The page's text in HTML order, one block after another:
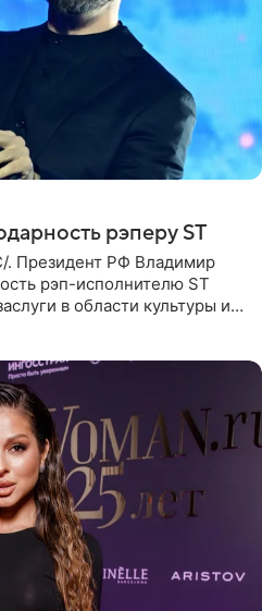
рэперу ST
Президент РФ Владимир
рэп-исполнителю ST
в области культуры и